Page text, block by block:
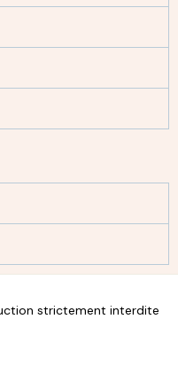
strictement interdite